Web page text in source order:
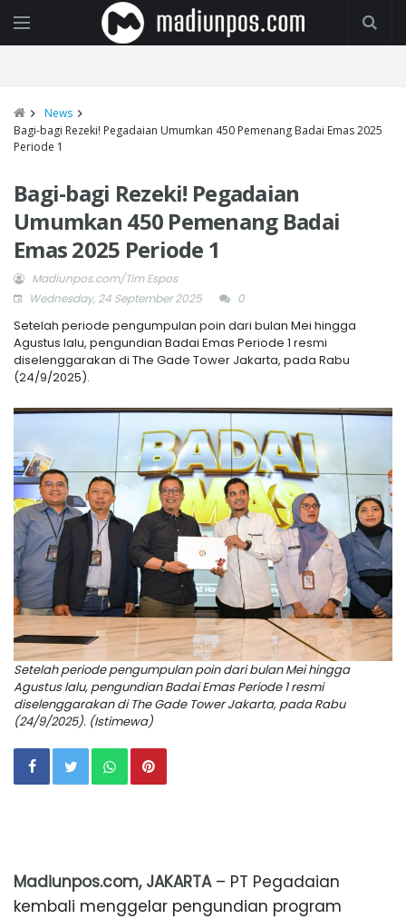
News
Bagi-bagi Rezeki! Pegadaian Umumkan 450 Pemenang Badai Emas 2025
Periode 1
Bagi-bagi Rezeki! Pegadaian
Umumkan 450 Pemenang Badai
Emas 2025 Periode 1
Madiunpos.com/Tim Espos
Wednesday, 24 September 2025
0
Setelah periode pengumpulan poin dari bulan Mei hingga
Agustus lalu, pengundian Badai Emas Periode 1 resmi
diselenggarakan di The Gade Tower Jakarta, pada Rabu
(24/9/2025).
Setelah periode pengumpulan poin dari bulan Mei hingga
Agustus lalu, pengundian Badai Emas Periode 1 resmi
diselenggarakan di The Gade Tower Jakarta, pada Rabu
(24/9/2025). (Istimewa)
Madiunpos.com, JAKARTA – PT Pegadaian
kembali menggelar pengundian program